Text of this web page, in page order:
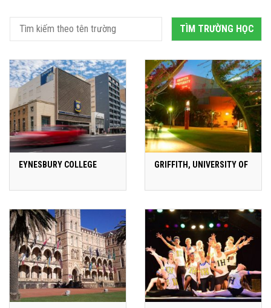
EYNESBURY COLLEGE GRIFFITH, UNIVERSITY OF